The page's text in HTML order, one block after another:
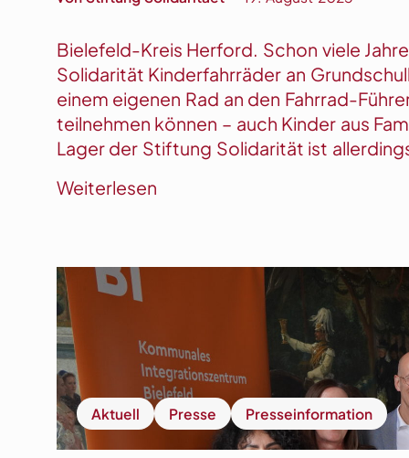
s
n
d
u
n
g
o
m
u
n
d
f
ü
Bielefeld-Kreis Herford. Schon viele
Solidarität Kinderfahrräder an
einem eigenen Rad an den Fahrrad-
teilnehmen können – auch Kinder aus
Lager der Stiftung Solidarität ist
Weiterlesen:
c
h
t
e
Aktuell Presse Presseinformation